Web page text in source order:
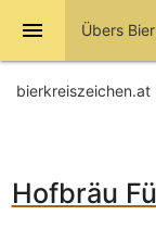
menu Übers Bier
bierkreiszeichen.at
Hofbräu